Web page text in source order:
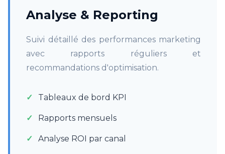
Analyse & Reporting
Suivi détaillé des performances marketing
avec rapports réguliers et
recommandations d'optimisation.
Tableaux de bord KPI
Rapports mensuels
Analyse ROI par canal